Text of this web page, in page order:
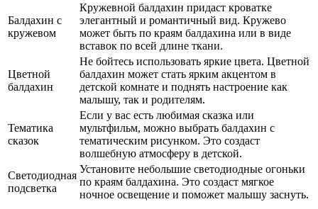
Балдахин с
кружевом
Кружевной балдахин придаст кроватке
элегантный и романтичный вид. Кружево
может быть по краям балдахина или в виде
вставок по всей длине ткани.
Цветной
балдахин
Не бойтесь использовать яркие цвета. Цветной
балдахин может стать ярким акцентом в
детской комнате и поднять настроение как
малышу, так и родителям.
Тематика
сказок
Если у вас есть любимая сказка или
мультфильм, можно выбрать балдахин с
тематическим рисунком. Это создаст
волшебную атмосферу в детской.
Светодиодная
подсветка
Установите небольшие светодиодные огоньки
по краям балдахина. Это создаст мягкое
ночное освещение и поможет малышу заснуть.